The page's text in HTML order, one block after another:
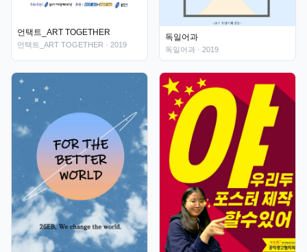
언택트_ART TOGETHER
언택트_ART TOGETHER · 2019
독일어과
독일어과 · 2019